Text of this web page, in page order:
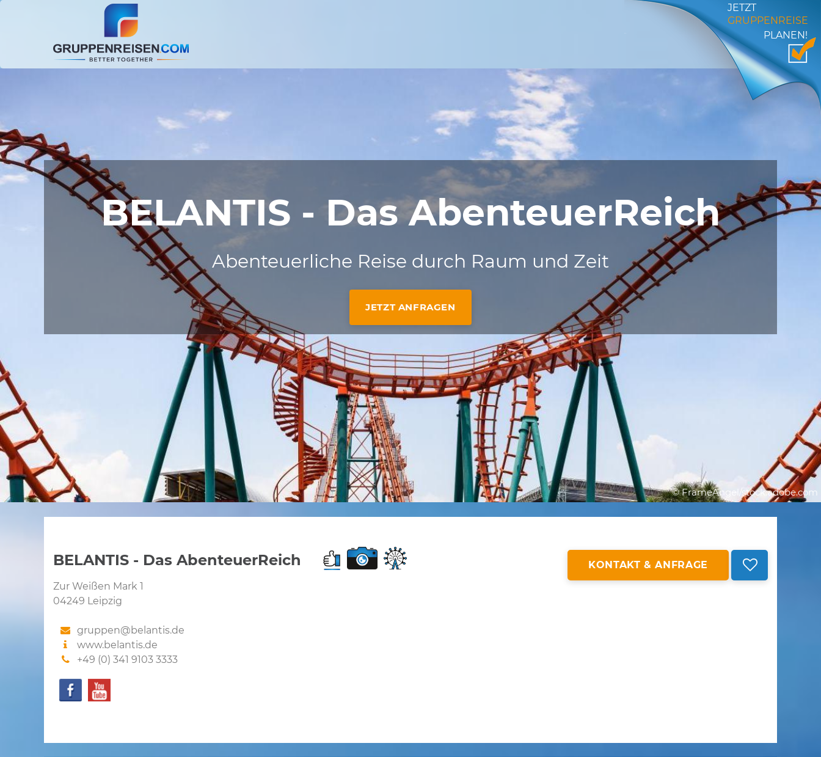
JETZT
GRUPPENREISE
PLANEN!
BELANTIS - Das AbenteuerReich
Abenteuerliche Reise durch Raum und Zeit
JETZT ANFRAGEN
© FrameAngel/stock.adobe.com
BELANTIS - Das AbenteuerReich
Zur Weißen Mark 1
04249 Leipzig
gruppen@belantis.de
www.belantis.de
+49 (0) 341 9103 3333
KONTAKT & ANFRAGE